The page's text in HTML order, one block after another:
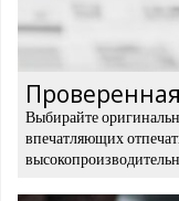
Выбирайте
впечатляющих